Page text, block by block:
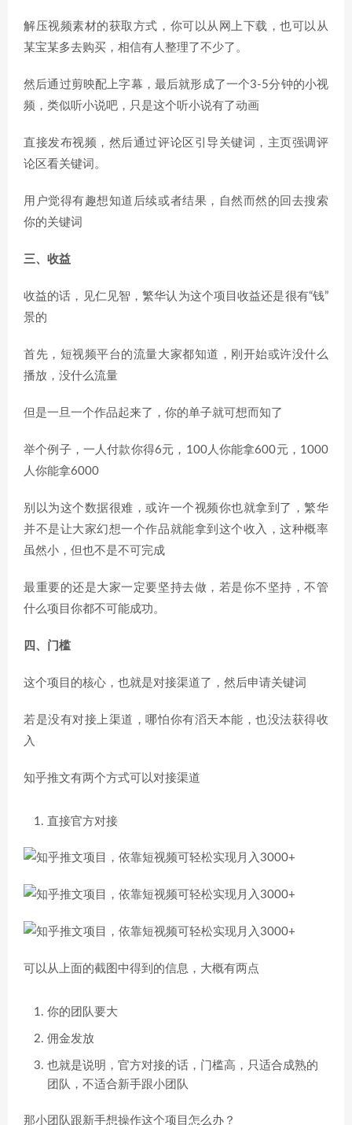
解压视频素材的获取方式，你可以从网上下载，也可以从
某宝某多去购买，相信有人整理了不少了。
然后通过剪映配上字幕，最后就形成了一个3-5分钟的小视
频，类似听小说吧，只是这个听小说有了动画
直接发布视频，然后通过评论区引导关键词，主页强调评
论区看关键词。
用户觉得有趣想知道后续或者结果，自然而然的回去搜索
你的关键词
三、收益
收益的话，见仁见智，繁华认为这个项目收益还是很有“钱”
景的
首先，短视频平台的流量大家都知道，刚开始或许没什么
播放，没什么流量
但是一旦一个作品起来了，你的单子就可想而知了
举个例子，一人付款你得6元，100人你能拿600元，1000
人你能拿6000
别以为这个数据很难，或许一个视频你也就拿到了，繁华
并不是让大家幻想一个作品就能拿到这个收入，这种概率
虽然小，但也不是不可完成
最重要的还是大家一定要坚持去做，若是你不坚持，不管
什么项目你都不可能成功。
四、门槛
这个项目的核心，也就是对接渠道了，然后申请关键词
若是没有对接上渠道，哪怕你有滔天本能，也没法获得收
入
知乎推文有两个方式可以对接渠道
直接官方对接
可以从上面的截图中得到的信息，大概有两点
你的团队要大
佣金发放
也就是说明，官方对接的话，门槛高，只适合成熟的
团队，不适合新手跟小团队
那小团队跟新手想操作这个项目怎么办？